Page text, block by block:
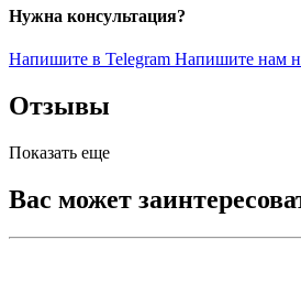
Нужна консультация?
Напишите в Telegram Напишите нам
Отзывы
Показать еще
Вас может